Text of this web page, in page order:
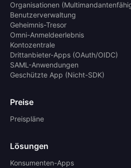
Organisationen
Benutzerverwaltung
Geheimnis-Tresor
Omni-Anmeldeerlebnis
Kontozentrale
Drittanbieter-Apps (OAuth/OIDC)
SAML-Anwendungen
Geschützte App (Nicht-SDK)
Preise
Preispläne
Lösungen
Konsumenten-Apps